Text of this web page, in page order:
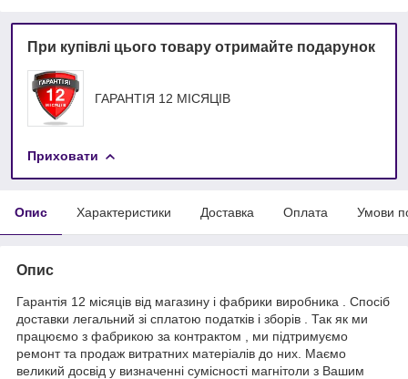
При купівлі цього товару отримайте подарунок
ГАРАНТІЯ 12 МІСЯЦІВ
Приховати
Опис Характеристики Доставка Оплата Умови
Опис
Гарантія 12 місяців від магазину і фабрики виробника . Спосіб
доставки легальний зі сплатою податків і зборів . Так як ми
працюємо з фабрикою за контрактом , ми підтримуємо
ремонт та продаж витратних матеріалів до них. Маємо
великий досвід у визначенні сумісності магнітоли з Вашим